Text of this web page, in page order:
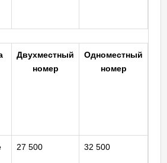
Двухместный
номер
Одноместный
номер
27 500 32 500